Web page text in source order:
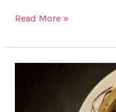
Read More »